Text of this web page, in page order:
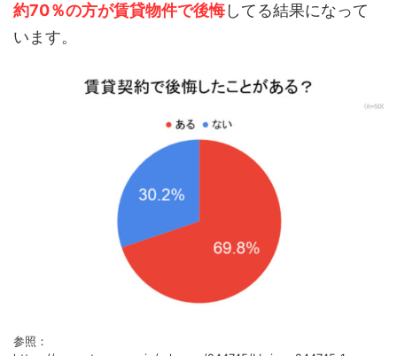
約70％の方が賃貸物件で後悔してる結果になって
います。
参照：